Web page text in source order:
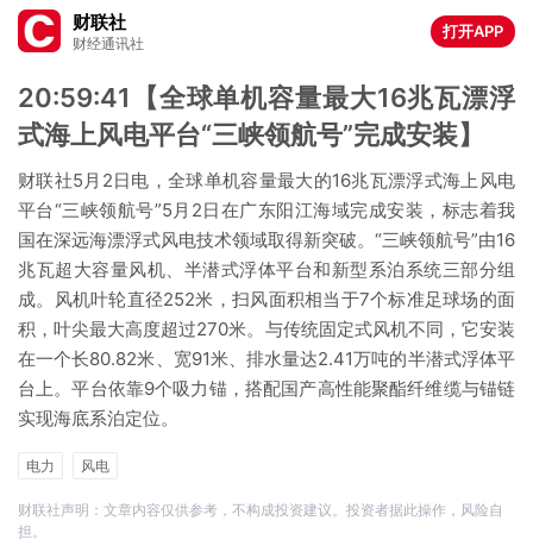
财联社
财经通讯社
打开APP
20:59:41【全球单机容量最大16兆瓦漂浮
式海上风电平台“三峡领航号”完成安装】
财联社5月2日电，全球单机容量最大的16兆瓦漂浮式海上风电
平台“三峡领航号”5月2日在广东阳江海域完成安装，标志着我
国在深远海漂浮式风电技术领域取得新突破。“三峡领航号”由16
兆瓦超大容量风机、半潜式浮体平台和新型系泊系统三部分组
成。风机叶轮直径252米，扫风面积相当于7个标准足球场的面
积，叶尖最大高度超过270米。与传统固定式风机不同，它安装
在一个长80.82米、宽91米、排水量达2.41万吨的半潜式浮体平
台上。平台依靠9个吸力锚，搭配国产高性能聚酯纤维缆与锚链
实现海底系泊定位。
电力 风电
财联社声明：文章内容仅供参考，不构成投资建议。投资者据此操作，风险自
担。